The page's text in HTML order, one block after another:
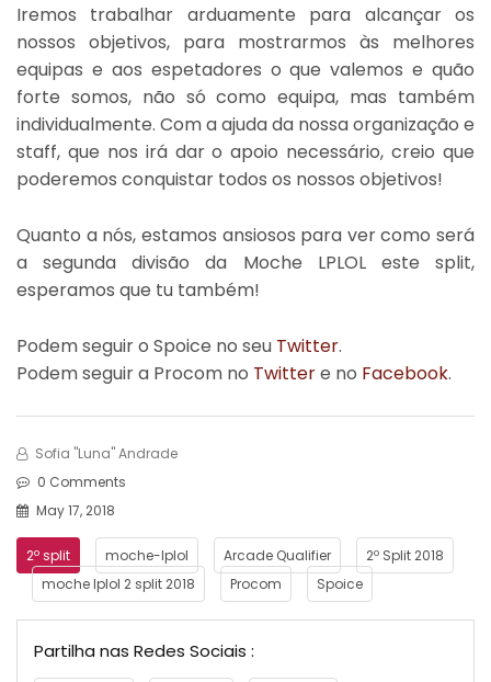
Iremos trabalhar arduamente para alcançar os
nossos objetivos, para mostrarmos às melhores
equipas e aos espetadores o que valemos e quão
forte somos, não só como equipa, mas também
individualmente. Com a ajuda da nossa organização e
staff, que nos irá dar o apoio necessário, creio que
poderemos conquistar todos os nossos objetivos!
Quanto a nós, estamos ansiosos para ver como será
a segunda divisão da Moche LPLOL este split,
esperamos que tu também!
Podem seguir o Spoice no seu Twitter.
Podem seguir a Procom no Twittere no Facebook.
Sofia "Luna" Andrade
0 Comments
May 17, 2018
2º split moche-lplol Arcade Qualifier
2º Split 2018
moche lplol 2 split 2018
Procom Spoice
Partilha nas Redes Sociais :